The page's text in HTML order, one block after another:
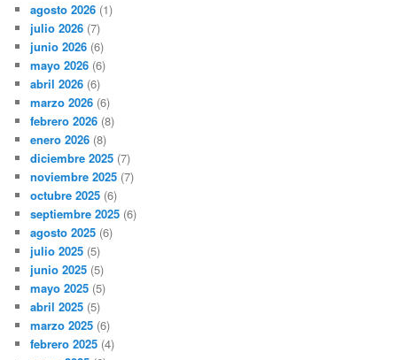
agosto 2026 (1)
julio 2026 (7)
junio 2026 (6)
mayo 2026 (6)
abril 2026 (6)
marzo 2026 (6)
febrero 2026 (8)
enero 2026 (8)
diciembre 2025 (7)
noviembre 2025 (7)
octubre 2025 (6)
septiembre 2025 (6)
agosto 2025 (6)
julio 2025 (5)
junio 2025 (5)
mayo 2025 (5)
abril 2025 (5)
marzo 2025 (6)
febrero 2025 (4)